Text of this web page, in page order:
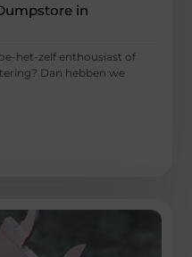
in
het-zelf enthousiast of
Dan hebben we